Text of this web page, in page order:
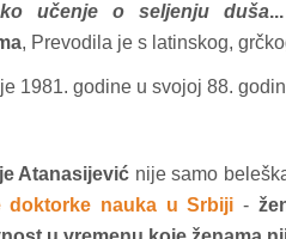
učenje o seljenju duša...
, Prevodila je s latinskog,
1981. godine u svojoj 88.
Atanasijević nije samo
doktorke nauka u Srbiji -